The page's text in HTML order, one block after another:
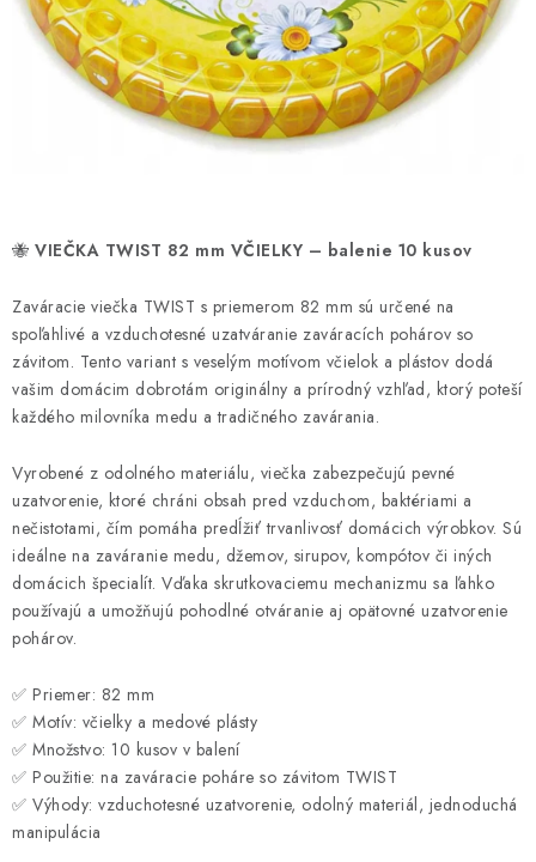
CHÉMIA
KVETINÁČE
Podmienky ochrany osobných údajov
🐝 VIEČKA TWIST 82 mm VČIELKY – balenie 10 kusov
Zaváracie viečka TWIST s priemerom 82 mm sú určené na
spoľahlivé a vzduchotesné uzatváranie zaváracích pohárov so
závitom. Tento variant s veselým motívom včielok a plástov dodá
vašim domácim dobrotám originálny a prírodný vzhľad, ktorý poteší
každého milovníka medu a tradičného zavárania.
Vyrobené z odolného materiálu, viečka zabezpečujú pevné
uzatvorenie, ktoré chráni obsah pred vzduchom, baktériami a
nečistotami, čím pomáha predĺžiť trvanlivosť domácich výrobkov. Sú
ideálne na zaváranie medu, džemov, sirupov, kompótov či iných
domácich špecialít. Vďaka skrutkovaciemu mechanizmu sa ľahko
používajú a umožňujú pohodlné otváranie aj opätovné uzatvorenie
pohárov.
✅ Priemer: 82 mm
✅ Motív: včielky a medové plásty
✅ Množstvo: 10 kusov v balení
✅ Použitie: na zaváracie poháre so závitom TWIST
✅ Výhody: vzduchotesné uzatvorenie, odolný materiál, jednoduchá
manipulácia